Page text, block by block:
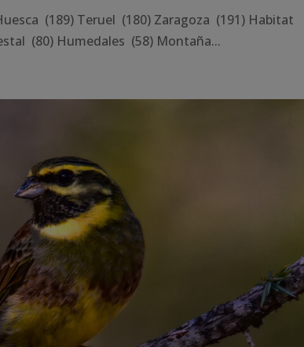
(189) Teruel (180) Zaragoza (191) Habitat
(80) Humedales (58) Montaña...